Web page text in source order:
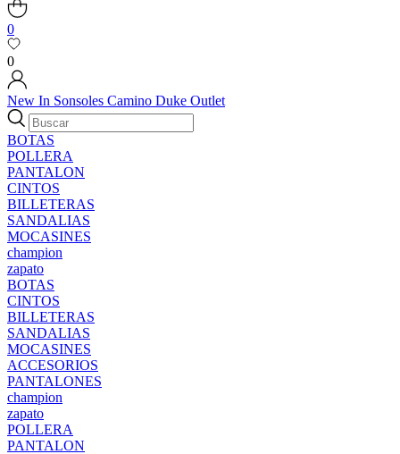
0
0
New In Sonsoles Camino Duke Outlet
BOTAS
POLLERA
PANTALON
CINTOS
BILLETERAS
SANDALIAS
MOCASINES
champion
zapato
BOTAS
CINTOS
BILLETERAS
SANDALIAS
MOCASINES
ACCESORIOS
PANTALONES
champion
zapato
POLLERA
PANTALON